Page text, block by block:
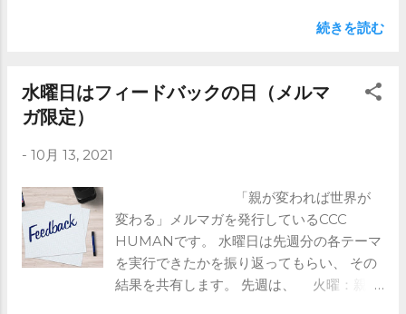
に、 ⇒これより先はメルマガで ※ブログで
い。 https://www.ccc-human.com/mail-
通しました。 そして、1994年にその誕生
ら神戸間をつなぐ計画を立てていたので、
然電車が乗りますが、 日本ではどんな会社
が作っているかご存知ですか？ ランキン
グで見て見ましょう。 2019年のデータにな
りますが、 ⇒これより先はメルマガで ※ブ
ログではメルマガの前半部分のみ記載して
続きを読む
水曜日はフィードバックの日（メルマ
ガ限定）
- 10月 13, 2021
「親が変われば世界が
変わる」メルマガを発行しているCCC
HUMANです。 水曜日は先週分の各テーマ
を実行できたかを振り返ってもらい、 その
結果を共有します。 先週は、 火曜：親が